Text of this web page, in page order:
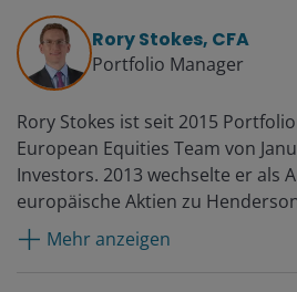
Henderson vorübergehend, um
zu widmen, kehrte aber 2005 in
Funktion zum Unternehmen
Rory Stokes, CFA
Portfolio Manager
Rory Stokes ist seit 2015
European Equities Team von
Investors. 2013 wechselte er als
europäische Aktien zu
seine Tätigkeit bei Liberum
Small- and Mid-Cap Equity Sales
Mehr anzeigen